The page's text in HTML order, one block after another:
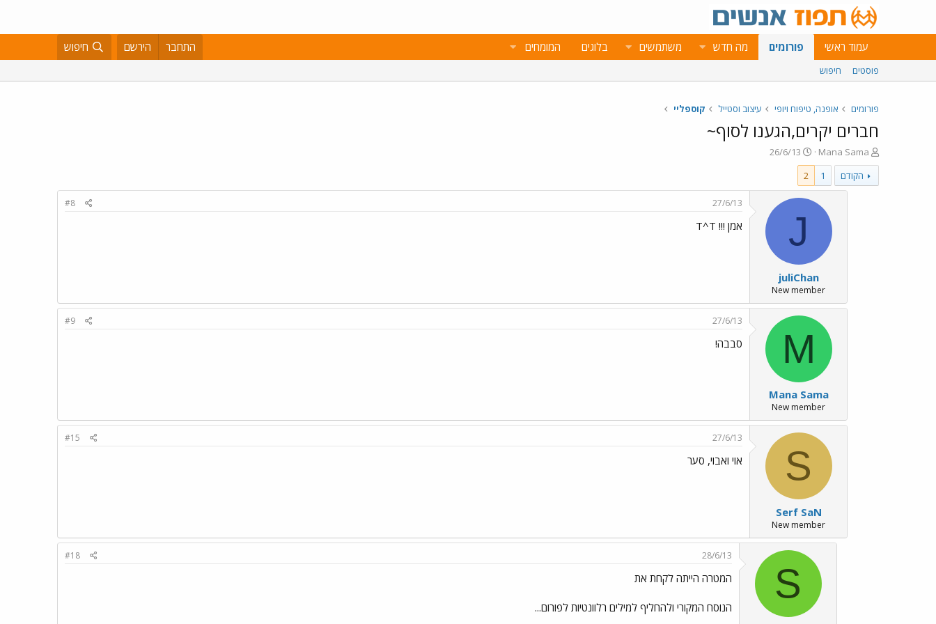
עמוד ראשי פורומים מה חדש משתמשים בלוגים המומחים התחבר הירשם חיפוש
פוסטים חיפוש
פורומים אופנה, טיפוח ויופי עיצוב וסטייל קוספליי
חברים יקרים,הגענו לסוף~
פ
ו
ת
ח
Mana Sama
פ
ו
ס
ם
א
י
ך
26/6/13
הקודם
1
2
J
juliChan
New member
27/6/13
#8
אמן !!! T^T
M
Mana Sama
New member
27/6/13
#9
סבבה!
S
Serf SaN
New member
27/6/13
#15
אוי ואבוי, סער
S
28/6/13
#18
המטרה הייתה לקחת את
הנוסח המקורי ולהחליף למילים רלוונטיות לפורום...